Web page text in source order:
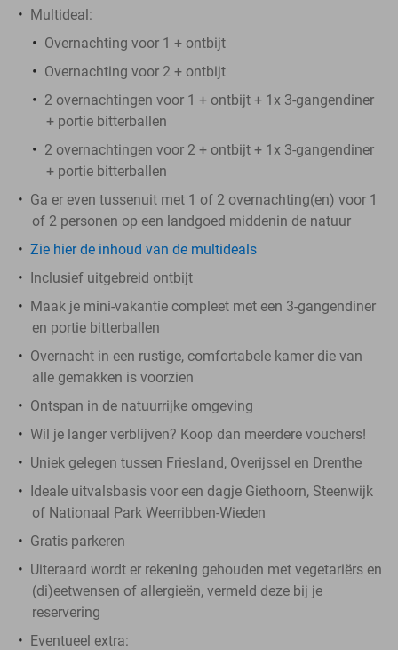
Multideal:
Overnachting voor 1 + ontbijt
Overnachting voor 2 + ontbijt
2 overnachtingen voor 1 + ontbijt + 1x 3-gangendiner
+ portie bitterballen
2 overnachtingen voor 2 + ontbijt + 1x 3-gangendiner
+ portie bitterballen
Ga er even tussenuit met 1 of 2 overnachting(en) voor 1
of 2 personen op een landgoed middenin de natuur
Zie hier de inhoud van de multideals
Inclusief uitgebreid ontbijt
Maak je mini-vakantie compleet met een 3-gangendiner
en portie bitterballen
Overnacht in een rustige, comfortabele kamer die van
alle gemakken is voorzien
Ontspan in de natuurrijke omgeving
Wil je langer verblijven? Koop dan meerdere vouchers!
Uniek gelegen tussen Friesland, Overijssel en Drenthe
Ideale uitvalsbasis voor een dagje Giethoorn, Steenwijk
of Nationaal Park Weerribben-Wieden
Gratis parkeren
Uiteraard wordt er rekening gehouden met vegetariërs en
(di)eetwensen of allergieën, vermeld deze bij je
reservering
Eventueel extra: